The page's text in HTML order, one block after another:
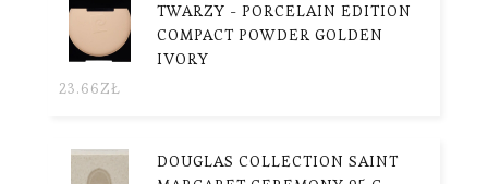
TWARZY - PORCELAIN EDITION
COMPACT POWDER GOLDEN
IVORY
23.66ZŁ
DOUGLAS COLLECTION SAINT